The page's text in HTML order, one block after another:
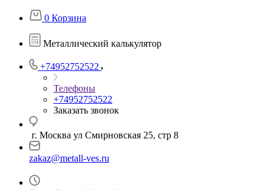
0 Корзина
Металлический калькулятор
+74952752522
Телефоны
+74952752522
Заказать звонок
г. Москва ул Смирновская 25, стр 8
zakaz@metall-ves.ru